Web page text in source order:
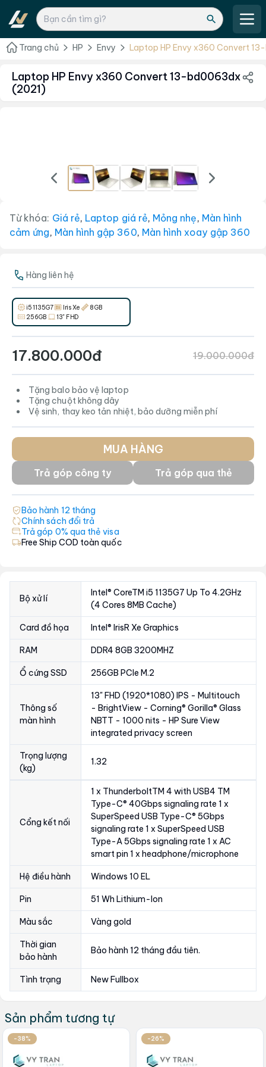
Trang chủ HP Envy Laptop HP Envy x360 Convert
Laptop HP Envy x360 Convert 13-bd0063dx
(2021)
Từ khóa: Giá rẻ, Laptop giá rẻ, Mỏng nhẹ, Màn hình
cảm ứng, Màn hình gập 360, Màn hình xoay gập 360
Hàng liên hệ
i5 1135G7 Iris Xe
8GB
256GB
13" FHD
17.800.000đ 19.000.000đ
Tặng balo bảo vệ laptop
Tặng chuột không dây
Vệ sinh, thay keo tản nhiệt, bảo dưỡng miễn phí
MUA HÀNG
Trả góp công ty Trả góp qua thẻ
Bảo hành 12 tháng
Chính sách đổi trả
Trả góp 0% qua thẻ visa
Free Ship COD toàn quốc
Bộ xử lí
Intel® CoreTM i5 1135G7 Up To 4.2GHz
(4 Cores 8MB Cache)
Card đồ họa Intel® IrisR Xe Graphics
RAM DDR4 8GB 3200MHZ
Ổ cứng SSD 256GB PCIe M.2
Thông số
màn hình
13" FHD (1920*1080) IPS - Multitouch
- BrightView - Corning® Gorilla® Glass
NBTT - 1000 nits - HP Sure View
integrated privacy screen
Trọng lượng
(kg)
1.32
Cổng kết nối
1 x ThunderboltTM 4 with USB4 TM
Type-C® 40Gbps signaling rate 1 x
SuperSpeed USB Type-C® 5Gbps
signaling rate 1 x SuperSpeed USB
Type-A 5Gbps signaling rate 1 x AC
smart pin 1 x headphone/microphone
Hệ điều hành Windows 10 EL
Pin 51 Wh Lithium-Ion
Màu sắc Vàng gold
Thời gian
bảo hành
Bảo hành 12 tháng đầu tiên.
Tình trạng New Fullbox
Sản phẩm tương tự
-38% -26%